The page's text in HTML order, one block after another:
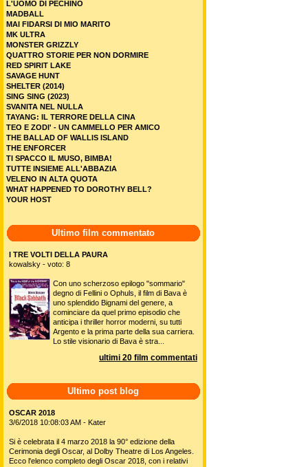
L'UOMO DI PECHINO
MADBALL
MAI FIDARSI DI MIO MARITO
MK ULTRA
MONSTER GRIZZLY
QUATTRO STORIE PER NON DORMIRE
RED SPIRIT LAKE
SAVAGE HUNT
SHELTER (2014)
SING SING (2023)
SVANITA NEL NULLA
TAYANG: IL TERRORE DELLA CINA
TEO E ZODI' - UN CAMMELLO PER AMICO
THE BALLAD OF WALLIS ISLAND
THE ENFORCER
TI SPACCO IL MUSO, BIMBA!
TUTTE INSIEME ALL'ABBAZIA
VELENO IN ALTA QUOTA
WHAT HAPPENED TO DOROTHY BELL?
YOUR HOST
Ultimo film commentato
I TRE VOLTI DELLA PAURA
kowalsky - voto: 8
Con uno scherzoso epilogo "sommario"
degno di Fellini o Ophuls, il film di Bava è
uno splendido Bignami del genere, a
cominciare da quel primo episodio che
anticipa i thriller horror moderni, su tutti
Argento e la prima parte della sua carriera.
Lo stile visionario di Bava è stra...
ultimi 20 film commentati
Ultimo post blog
OSCAR 2018
3/6/2018 10:08:03 AM - Kater
Si è celebrata il 4 marzo 2018 la 90° edizione della
Cerimonia degli Oscar, al Dolby Theatre di Los Angeles.
Ecco l'elenco completo degli Oscar 2018, con i relativi